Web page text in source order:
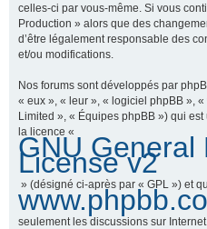
celles-ci par vous-même. Si vous
Production » alors que des
d’être légalement responsable des
et/ou modifications.
Nos forums sont développés par
« eux », « leur », « logiciel phpBB »,
Limited », « Équipes phpBB ») qui
la licence «
GNU General
License v2
» (désigné ci-après par « GPL ») et
seulement les discussions sur